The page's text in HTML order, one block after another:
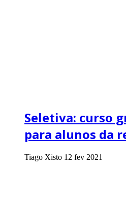
Seletiva: curso
para alunos da
Tiago Xisto 12 fev 2021